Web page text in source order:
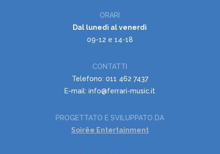
ORARI
Dal lunedì al venerdì
09-12 e 14-18
CONTATTI
Telefono: 011 462 7437
E-mail: info@ferrari-music.it
PROGETTATO E SVILUPPATO DA
Soirëe Entertainment